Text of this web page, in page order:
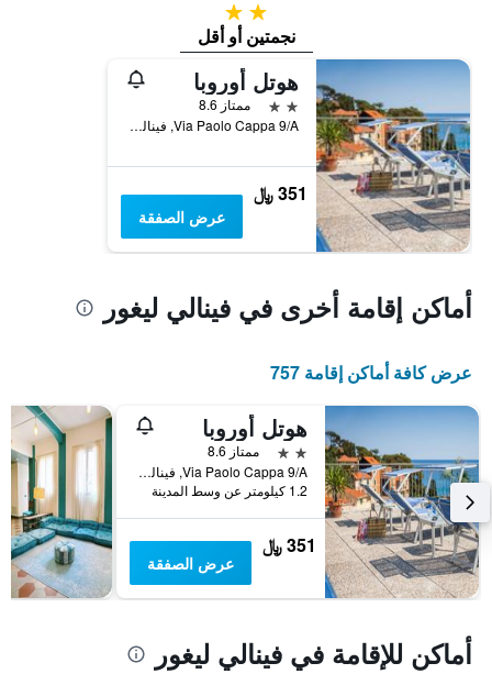
2 نجمتين
نجمتين أو أقل
هوتل أوروبا
2 نجمتين
ممتاز 8.6
Via Paolo Cappa 9/A, فينالي ليغور, مقاطعة سافونا, إيطاليا
351 ﷼
عرض الصفقة
أماكن إقامة أخرى في فينالي ليغور
عرض كافة أماكن إقامة 757
هوتل أوروبا
2 نجمتين
ممتاز 8.6
Via Paolo Cappa 9/A, فينالي ليغور, مقاطعة سافونا, إيطاليا
1.2 كيلومتر عن وسط المدينة
351 ﷼
عرض الصفقة
أماكن للإقامة في فينالي ليغور